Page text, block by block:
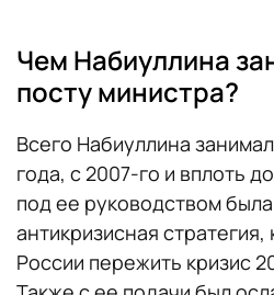
Чем Набиуллина
посту министра?
Всего Набиуллина
года, с 2007-го и вплоть
под ее руководством
антикризисная
России пережить кризис